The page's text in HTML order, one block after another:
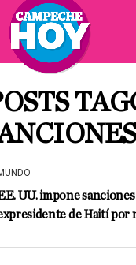
UU. impone sanciones
de Haití por